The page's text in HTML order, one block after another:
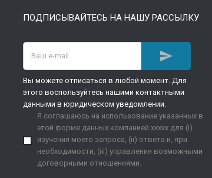
ПОДПИСЫВАЙТЕСЬ НА НАШУ РАССЫЛКУ

Вы можете отписаться в любой момент. Для
этого воспользуйтесь нашими контактными
данными в юридическом уведомлении.
Я соглашаюсь на использование указанных в
этой форме данных компанией xxxxx для (i)
изучения моего запроса, (ii) ответа и, при
необходимости, (iii) управления возможными
договорными отношениями.